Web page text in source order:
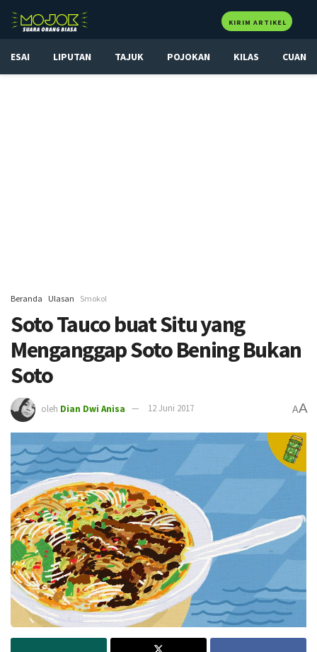
KIRIM ARTIKEL
ESAI LIPUTAN TAJUK POJOKAN KILAS CUAN
Beranda Ulasan Smokol
Soto Tauco buat Situ yang
Menganggap Soto Bening Bukan
Soto
oleh Dian Dwi Anisa 12 Juni 2017 AA